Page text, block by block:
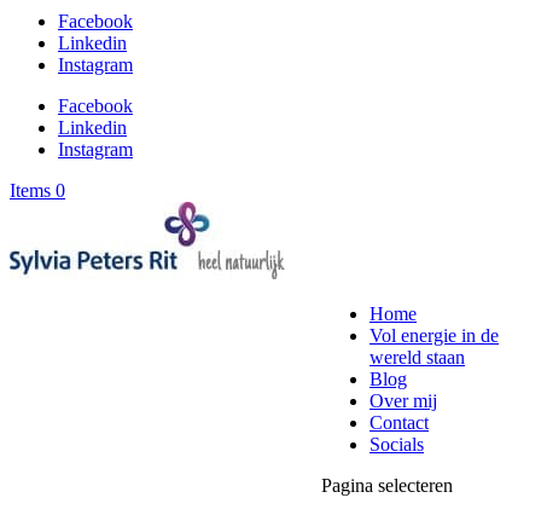
Facebook
Linkedin
Instagram
Facebook
Linkedin
Instagram
Items 0
Home
Vol energie in de
wereld staan
Blog
Over mij
Contact
Socials
Pagina selecteren